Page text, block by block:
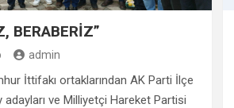
BERABERİZ”
admin
İttifakı ortaklarından AK Parti İlçe
adayları ve Milliyetçi Hareket Partisi